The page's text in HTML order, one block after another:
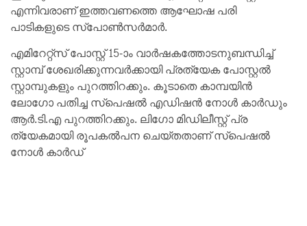
എന്നിവരാണ് ഇത്തവണത്തെ ആഘോഷ പരി
പാടികളുടെ സ്പോൺസർമാർ.
എമിറേറ്റ്സ് പോസ്റ്റ് 15-ാം വാർഷകത്തോടനുബന്ധിച്ച്
സ്റ്റാമ്പ് ശേഖരിക്കുന്നവർക്കായി പ്രത്യേക പോസ്റ്റൽ
സ്റ്റാമ്പുകളും പുറത്തിറക്കും. കൂടാതെ കാമ്പയിൻ
ലോഗോ പതിച്ച സ്പെഷൽ എഡിഷൻ നോൾ കാർഡും
ആർ.ടി.എ പുറത്തിറക്കും. ലിഗോ മിഡിലീസ്റ്റ് പ്ര
ത്യേകമായി രൂപകൽപന ചെയ്‌തതാണ് സ്പെഷൽ
നോൾ കാർഡ്